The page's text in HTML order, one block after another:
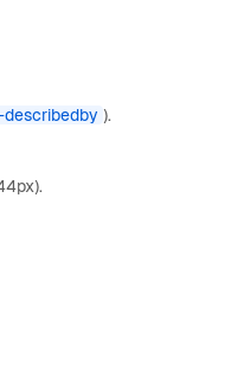
describedby ).